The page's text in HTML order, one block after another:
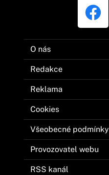
O nás
Redakce
Reklama
Cookies
Všeobecné podmínky
Provozovatel webu
RSS kanál